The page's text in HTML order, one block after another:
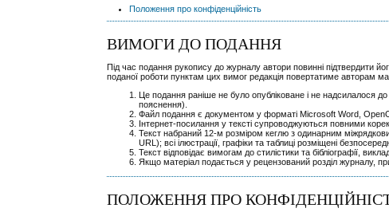
Положення про конфіденційність
ВИМОГИ ДО ПОДАННЯ
Під час подання рукопису до журналу автори повинні підтвердити
поданої роботи пунктам цих вимог редакція повертатиме авторам
Це подання раніше не було опубліковане і не надсилалося
пояснення).
Файл подання є документом у форматі Microsoft Word,
Інтернет-посилання у тексті супроводжуються повними
Текст набраний 12-м розміром кеглю з одинарним
URL); всі ілюстрації, графіки та таблиці розміщені
Текст відповідає вимогам до стилістики та бібліографії,
Якщо матеріал подається у рецензований розділ журналу,
ПОЛОЖЕННЯ ПРО